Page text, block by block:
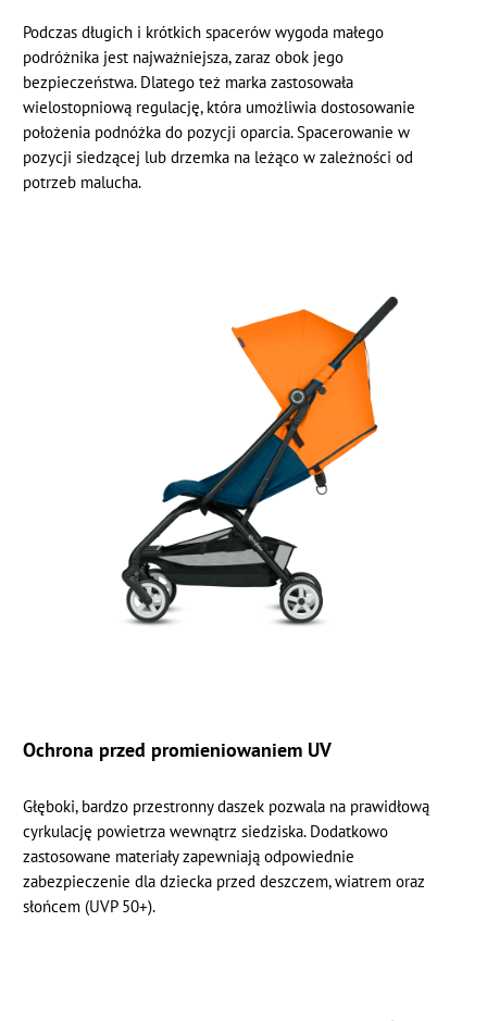
Podczas długich i krótkich spacerów wygoda małego
podróżnika jest najważniejsza, zaraz obok jego
bezpieczeństwa. Dlatego też marka zastosowała
wielostopniową regulację, która umożliwia dostosowanie
położenia podnóżka do pozycji oparcia. Spacerowanie w
pozycji siedzącej lub drzemka na leżąco w zależności od
potrzeb malucha.
Ochrona przed promieniowaniem UV
Głęboki, bardzo przestronny daszek pozwala na prawidłową
cyrkulację powietrza wewnątrz siedziska. Dodatkowo
zastosowane materiały zapewniają odpowiednie
zabezpieczenie dla dziecka przed deszczem, wiatrem oraz
słońcem (UVP 50+).